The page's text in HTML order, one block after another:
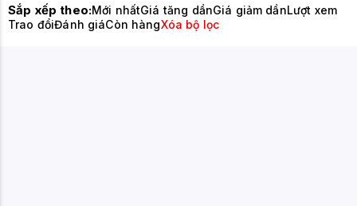
Sắp xếp theo:Mới nhấtGiá tăng dầnGiá giảm dầnLượt xem
Trao đổiĐánh giáCòn hàngXóa bộ lọc